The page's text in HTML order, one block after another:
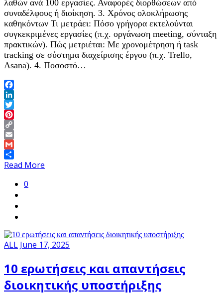
λαθών ανά 100 εργασίες. Αναφορές διορθώσεων από
συναδέλφους ή διοίκηση. 3. Χρόνος ολοκλήρωσης
καθηκόντων Τι μετράει: Πόσο γρήγορα εκτελούνται
συγκεκριμένες εργασίες (π.χ. οργάνωση meeting, σύνταξη
πρακτικών). Πώς μετριέται: Με χρονομέτρηση ή task
tracking σε σύστημα διαχείρισης έργου (π.χ. Trello,
Asana). 4. Ποσοστό…
Facebook
LinkedIn
Twitter
Pinterest
Copy
Link
Email
Gmail
Share
Read More
0
ALL June 17, 2025
10 ερωτήσεις και απαντήσεις
διοικητικής υποστήριξης